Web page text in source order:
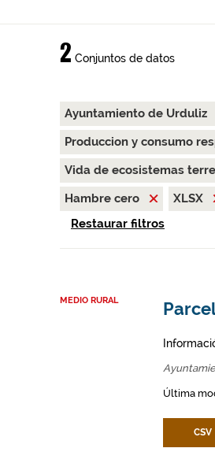
2 Conjuntos de datos
Ayuntamiento de Urduliz
Produccion y consumo
Vida de ecosistemas
Hambre cero
XLSX
Restaurar filtros
MEDIO RURAL
Última
CSV